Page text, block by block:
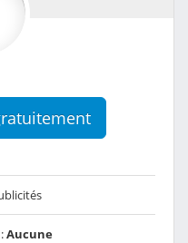
Aucune